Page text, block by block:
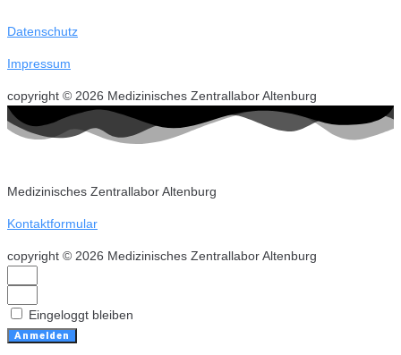
Datenschutz
Impressum
copyright © 2026 Medizinisches Zentrallabor Altenburg
Medizinisches Zentrallabor Altenburg
Kontaktformular
copyright © 2026 Medizinisches Zentrallabor Altenburg
Eingeloggt bleiben
Anmelden